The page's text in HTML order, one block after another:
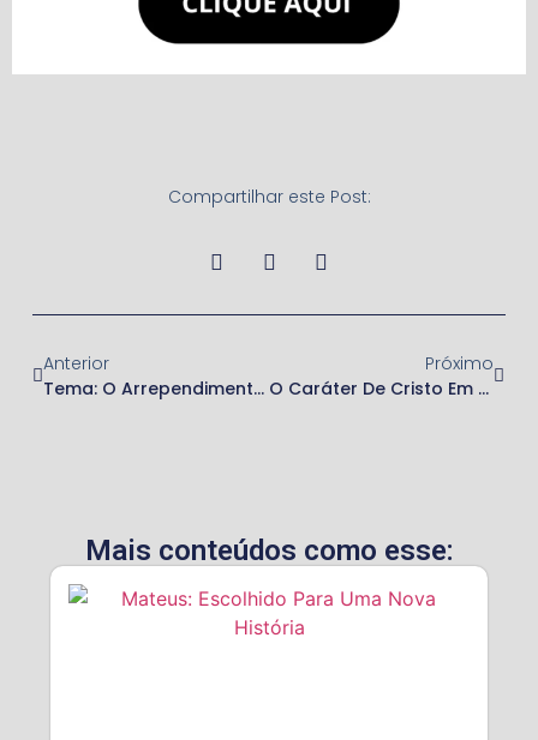
Compartilhar este Post:
Anterior
Tema: O Arrependimento Produz Expansão (crescimento)
Próximo
O Caráter De Cristo Em Nós Produz O Crescimento
Mais conteúdos como esse: